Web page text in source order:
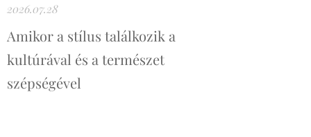
2026.07.28
Amikor a stílus találkozik a
kultúrával és a természet
szépségével